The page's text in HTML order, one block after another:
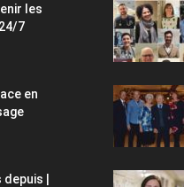
les
7
en
depuis |